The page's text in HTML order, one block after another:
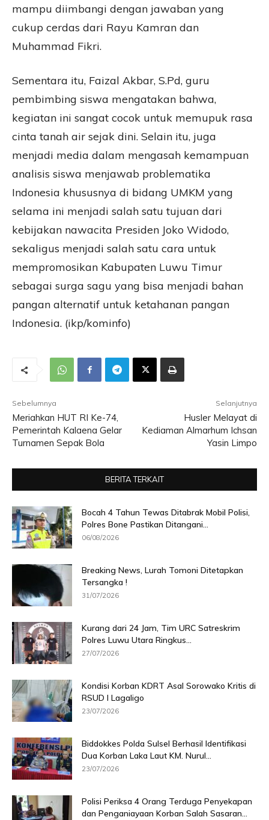
mampu diimbangi dengan jawaban yang
cukup cerdas dari Rayu Kamran dan
Muhammad Fikri.
Sementara itu, Faizal Akbar, S.Pd, guru
pembimbing siswa mengatakan bahwa,
kegiatan ini sangat cocok untuk memupuk rasa
cinta tanah air sejak dini. Selain itu, juga
menjadi media dalam mengasah kemampuan
analisis siswa menjawab problematika
Indonesia khususnya di bidang UMKM yang
selama ini menjadi salah satu tujuan dari
kebijakan nawacita Presiden Joko Widodo,
sekaligus menjadi salah satu cara untuk
mempromosikan Kabupaten Luwu Timur
sebagai surga sagu yang bisa menjadi bahan
pangan alternatif untuk ketahanan pangan
Indonesia. (ikp/kominfo)
Sebelumnya
Meriahkan HUT RI Ke-74,
Pemerintah Kalaena Gelar
Turnamen Sepak Bola
Selanjutnya
Husler Melayat di
Kediaman Almarhum Ichsan
Yasin Limpo
BERITA TERKAIT
Bocah 4 Tahun Tewas Ditabrak Mobil Polisi,
Polres Bone Pastikan Ditangani...
06/08/2026
Breaking News, Lurah Tomoni Ditetapkan
Tersangka !
31/07/2026
Kurang dari 24 Jam, Tim URC Satreskrim
Polres Luwu Utara Ringkus...
27/07/2026
Kondisi Korban KDRT Asal Sorowako Kritis di
RSUD I Lagaligo
23/07/2026
Biddokkes Polda Sulsel Berhasil Identifikasi
Dua Korban Laka Laut KM. Nurul...
23/07/2026
Polisi Periksa 4 Orang Terduga Penyekapan
dan Penganiayaan Korban Salah Sasaran...